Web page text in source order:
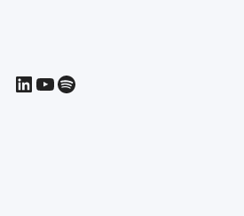
LinkedIn
YouTube
Spotify